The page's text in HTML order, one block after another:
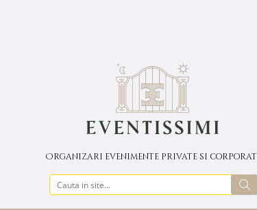
Organizari evenimente private si